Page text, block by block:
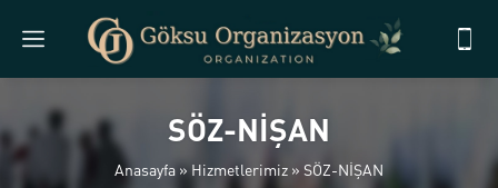
SÖZ-NİŞAN
Anasayfa »Hizmetlerimiz » SÖZ-NİŞAN